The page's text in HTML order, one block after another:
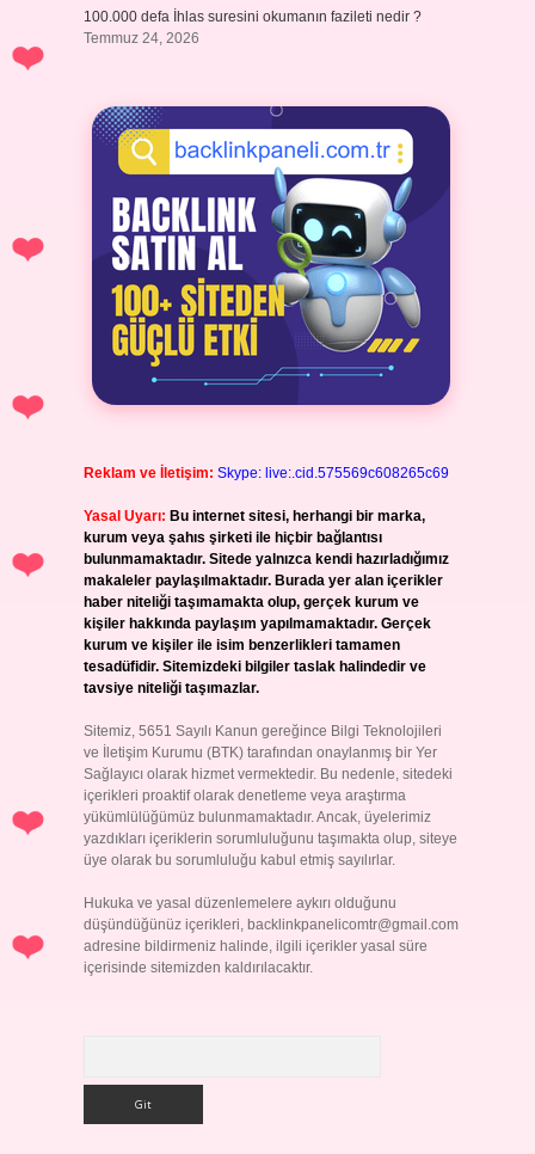
100.000 defa İhlas suresini okumanın fazileti nedir ?
Temmuz 24, 2026
Reklam ve İletişim: Skype: live:.cid.575569c608265c69
Yasal Uyarı: Bu internet sitesi, herhangi bir marka,
kurum veya şahıs şirketi ile hiçbir bağlantısı
bulunmamaktadır. Sitede yalnızca kendi hazırladığımız
makaleler paylaşılmaktadır. Burada yer alan içerikler
haber niteliği taşımamakta olup, gerçek kurum ve
kişiler hakkında paylaşım yapılmamaktadır. Gerçek
kurum ve kişiler ile isim benzerlikleri tamamen
tesadüfidir. Sitemizdeki bilgiler taslak halindedir ve
tavsiye niteliği taşımazlar.
Sitemiz, 5651 Sayılı Kanun gereğince Bilgi Teknolojileri
ve İletişim Kurumu (BTK) tarafından onaylanmış bir Yer
Sağlayıcı olarak hizmet vermektedir. Bu nedenle, sitedeki
içerikleri proaktif olarak denetleme veya araştırma
yükümlülüğümüz bulunmamaktadır. Ancak, üyelerimiz
yazdıkları içeriklerin sorumluluğunu taşımakta olup, siteye
üye olarak bu sorumluluğu kabul etmiş sayılırlar.
Hukuka ve yasal düzenlemelere aykırı olduğunu
düşündüğünüz içerikleri, backlinkpanelicomtr@gmail.com
adresine bildirmeniz halinde, ilgili içerikler yasal süre
içerisinde sitemizden kaldırılacaktır.